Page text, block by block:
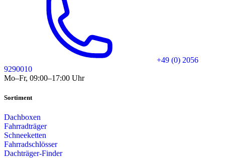
+49 (0) 2056
9290010
Mo–Fr, 09:00–17:00 Uhr
Sortiment
Dachboxen
Fahrradträger
Schneeketten
Fahrradschlösser
Dachträger-Finder